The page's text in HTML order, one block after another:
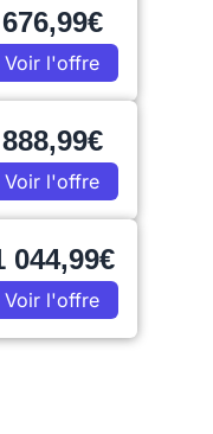
676,99€
Voir l'offre
888,99€
Voir l'offre
044,99€
Voir l'offre